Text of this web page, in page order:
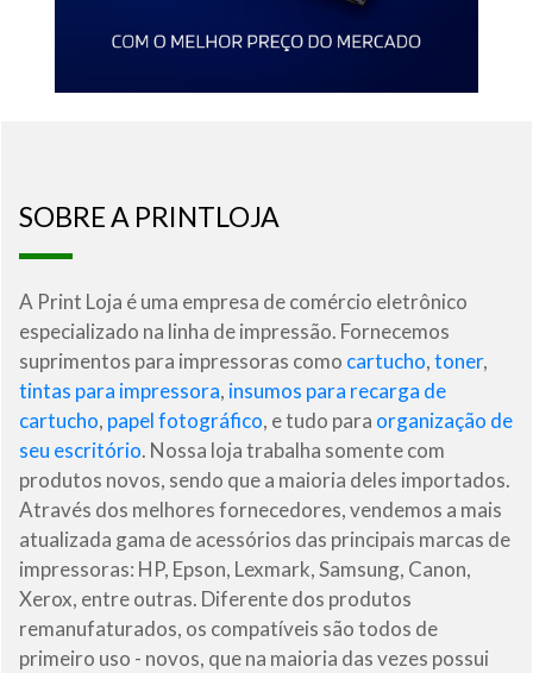
SOBRE A PRINTLOJA
A Print Loja é uma empresa de comércio eletrônico
especializado na linha de impressão. Fornecemos
suprimentos para impressoras como cartucho,toner,
tintas para impressora, insumos para recarga de
cartucho, papel fotográfico, e tudo para organização de
seu escritório. Nossa loja trabalha somente com
produtos novos, sendo que a maioria deles importados.
Através dos melhores fornecedores, vendemos a mais
atualizada gama de acessórios das principais marcas de
impressoras: HP, Epson, Lexmark, Samsung, Canon,
Xerox, entre outras. Diferente dos produtos
remanufaturados, os compatíveis são todos de
primeiro uso - novos, que na maioria das vezes possui